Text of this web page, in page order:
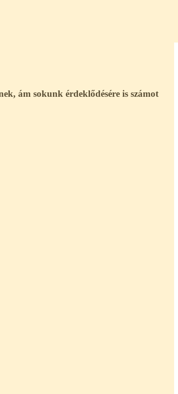
ám sokunk érdeklődésére is számot